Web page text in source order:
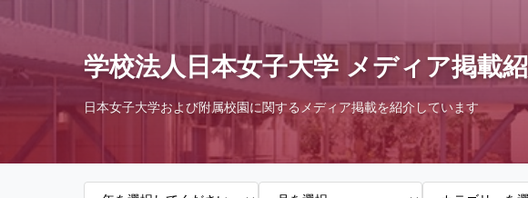
学校法人日本女子大学 メディア掲載
日本女子大学および附属校園に関するメディア掲載を紹介しています